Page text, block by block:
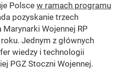
Polsce w ramach programu
pozyskanie trzech
Wojennej RP
Jednym z głównych
wiedzy i technologii
PGZ Stoczni Wojennej.